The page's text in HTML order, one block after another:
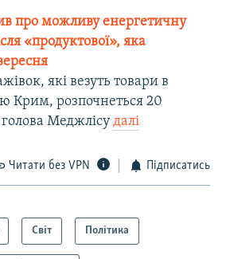
про можливу енергетичну
«продуктової», яка
які везуть товари в
Крим, розпочнеться 20
голова Меджлісу далі
Читати без VPN Підписатись
Світ Політика